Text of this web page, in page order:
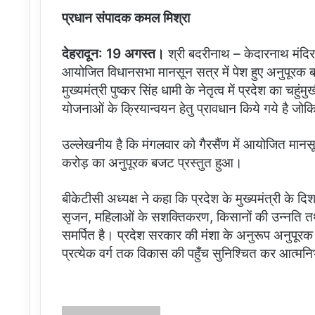
प्रधान संपादक कमल मिश्रा
देहरादून: 19 अगस्त। श्री बदरीनाथ – केदारनाथ
आयोजित विधानसभा मानसून सत्र में पेश हुए अनुपूरक
मुख्यमंत्री पुष्कर सिंह धामी के नेतृत्व में प्रदेश का
योजनाओं के क्रियान्वयन हेतु प्रावधान किये गये है
उल्लेखनीय है कि मंगलवार को गैरसैंण में आयोजित
करोड़ का अनुपूरक बजट प्रस्तुत हुआ।
बीकेटीसी अध्यक्ष ने कहा कि प्रदेश के मुख्यमंत्री के
सृजन, महिलाओं के सशक्तिकरण, किसानों की उन्नति तथा
समर्पित है। प्रदेश सरकार की मंशा के अनुरूप अनुपूरक
प्रत्येक वर्ग तक विकास की पहुँच सुनिश्चित कर